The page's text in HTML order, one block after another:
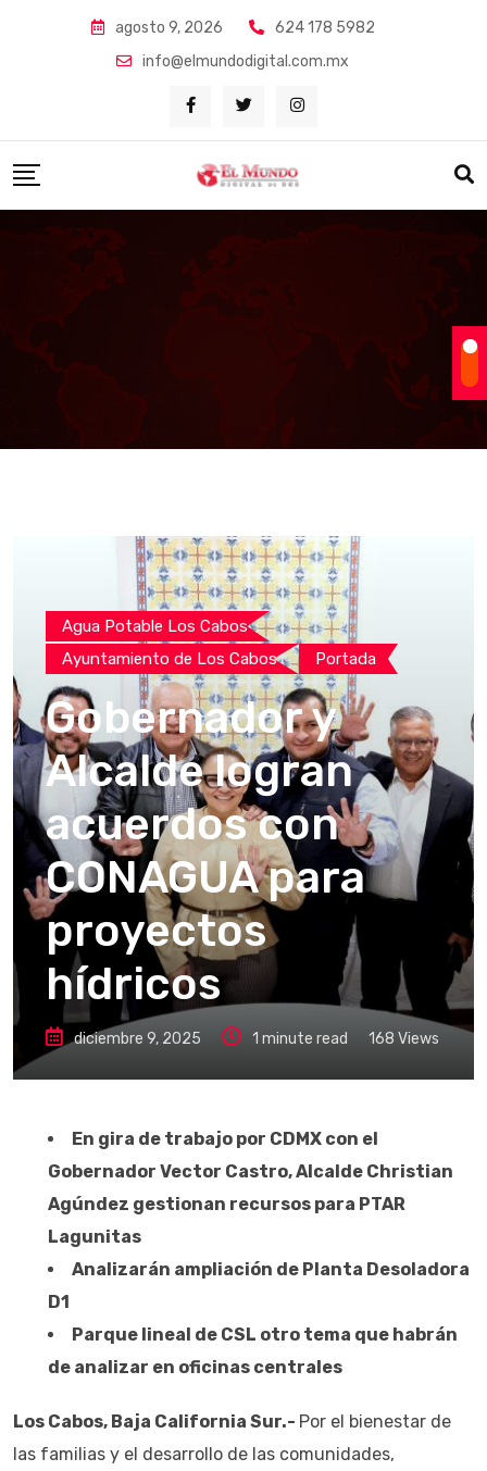
agosto 9, 2026
624 178 5982
info@elmundodigital.com.mx
Agua Potable Los Cabos
Ayuntamiento de Los Cabos
Portada
Gobernador y
Alcalde logran
acuerdos con
CONAGUA para
proyectos
hídricos
diciembre 9, 2025 1 minute read 168 Views
En gira de trabajo por CDMX con el
Gobernador Vector Castro, Alcalde Christian
Agúndez gestionan recursos para PTAR
Lagunitas
Analizarán ampliación de Planta Desoladora
D1
Parque lineal de CSL otro tema que habrán
de analizar en oficinas centrales
Los Cabos, Baja California Sur.- Por el bienestar de
las familias y el desarrollo de las comunidades,